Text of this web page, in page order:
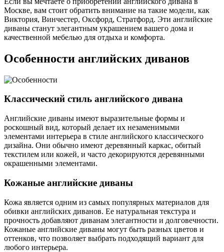
Москве, вам стоит обратить внимание на такие модели, как
Виктория, Винчестер, Оксфорд, Стратфорд. Эти английские
диваны станут элегантным украшением вашего дома и
качественной мебелью для отдыха и комфорта.
Особенности английских диванов
Классический стиль английского дивана
Английские диваны имеют выразительные формы и
роскошный вид, который делает их незаменимыми
элементами интерьера в стиле английского классического
дизайна. Они обычно имеют деревянный каркас, обитый
текстилем или кожей, и часто декорируются деревянными
окрашенными элементами.
Кожаные английские диваны
Кожа является одним из самых популярных материалов для
обивки английских диванов. Ее натуральная текстура и
прочность добавляют диванам элегантности и долговечности.
Кожаные английские диваны могут быть разных цветов и
оттенков, что позволяет выбрать подходящий вариант для
любого интерьера.